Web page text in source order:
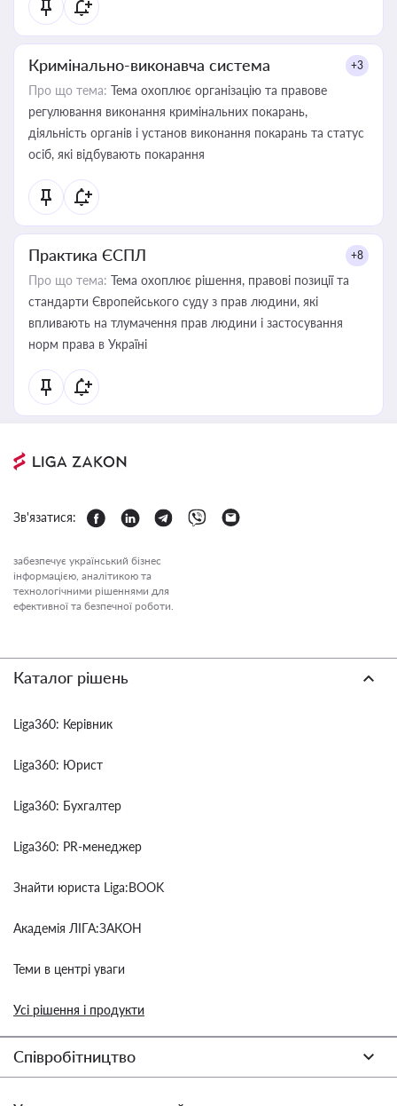
Кримінально-виконавча система +3
Про що тема: Тема охоплює організацію та правове
регулювання виконання кримінальних покарань,
діяльність органів і установ виконання покарань та статус
осіб, які відбувають покарання
Практика ЄСПЛ +8
Про що тема: Тема охоплює рішення, правові позиції та
стандарти Європейського суду з прав людини, які
впливають на тлумачення прав людини і застосування
норм права в Україні
Зв'язатися:
забезпечує український бізнес
інформацією, аналітикою та
технологічними рішеннями для
ефективної та безпечної роботи.
Каталог рішень
Liga360: Керівник
Liga360: Юрист
Liga360: Бухгалтер
Liga360: PR-менеджер
Знайти юриста Liga:BOOK
Академія ЛІГА:ЗАКОН
Теми в центрі уваги
Усі рішення і продукти
Співробітництво